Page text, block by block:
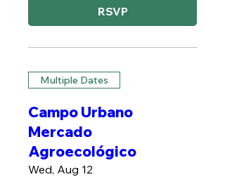
RSVP
Multiple Dates
Campo Urbano
Mercado
Agroecológico
Wed, Aug 12